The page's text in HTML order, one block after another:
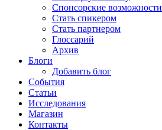
Спонсорские возможности
Стать спикером
Стать партнером
Глоссарий
Архив
Блоги
Добавить блог
События
Статьи
Исследования
Магазин
Контакты